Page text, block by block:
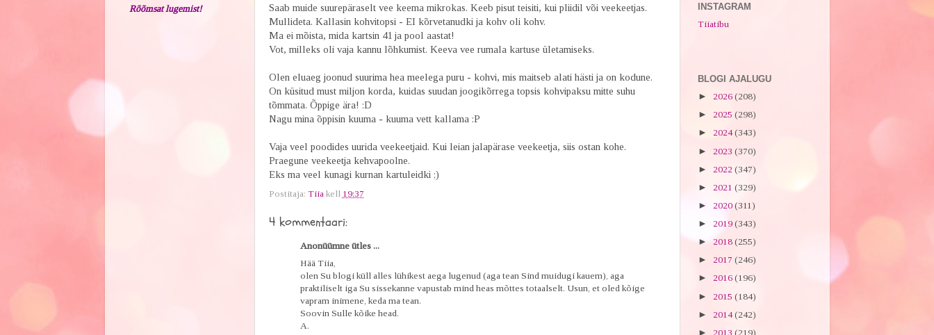
Saab muide suurepäraselt vee keema mikrokas. Keeb pisut teisiti, kui pliidil või veekeetjas.
Mullideta. Kallasin kohvitopsi - EI kõrvetanudki ja kohv oli kohv.
Ma ei mõista, mida kartsin 41 ja pool aastat!
Vot, milleks oli vaja kannu lõhkumist. Keeva vee rumala kartuse ületamiseks.
Olen eluaeg joonud suurima hea meelega puru - kohvi, mis maitseb alati hästi ja on kodune.
On küsitud must miljon korda, kuidas suudan joogikõrrega topsis kohvipaksu mitte suhu
tõmmata. Õppige ära! :D
Nagu mina õppisin kuuma - kuuma vett kallama :P
Vaja veel poodides uurida veekeetjaid. Kui leian jalapärase veekeetja, siis ostan kohe.
Praegune veekeetja kehvapoolne.
Eks ma veel kunagi kurnan kartuleidki ;)
Postitaja: Tiia kell 19:37
4 kommentaari:
Anonüümne ütles ...
Hää Tiia,
olen Su blogi küll alles lühikest aega lugenud (aga tean Sind muidugi kauem), aga
praktiliselt iga Su sissekanne vapustab mind heas mõttes totaalselt. Usun, et oled kõige
vapram inimene, keda ma tean.
Soovin Sulle kõike head.
A.
Rõõmsat lugemist!
INSTAGRAM
Tiiatibu
BLOGI AJALUGU
► 2026 (208)
► 2025 (298)
► 2024(343)
► 2023 (370)
► 2022 (347)
► 2021 (329)
► 2020 (311)
► 2019 (343)
► 2018 (255)
► 2017 (246)
► 2016 (196)
► 2015 (184)
► 2014(242)
► 2013 (219)